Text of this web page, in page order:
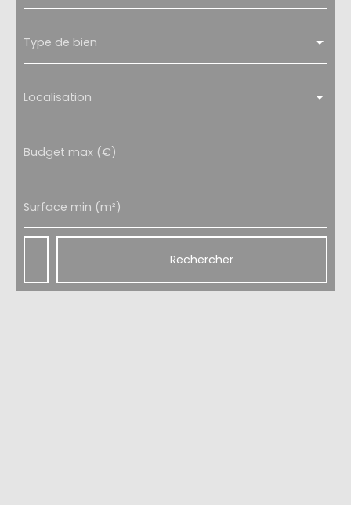
Type de bien
Localisation
Budget max (€)
Surface min (m²)
Rechercher